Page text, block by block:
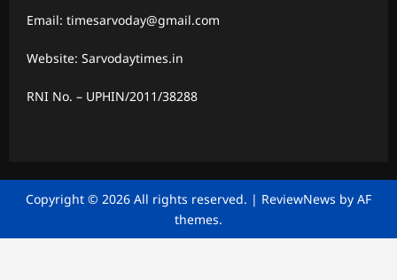
Email: timesarvoday@gmail.com
Website: Sarvodaytimes.in
RNI No. – UPHIN/2011/38288
Copyright © 2026 All rights reserved. | ReviewNews by AF
themes.